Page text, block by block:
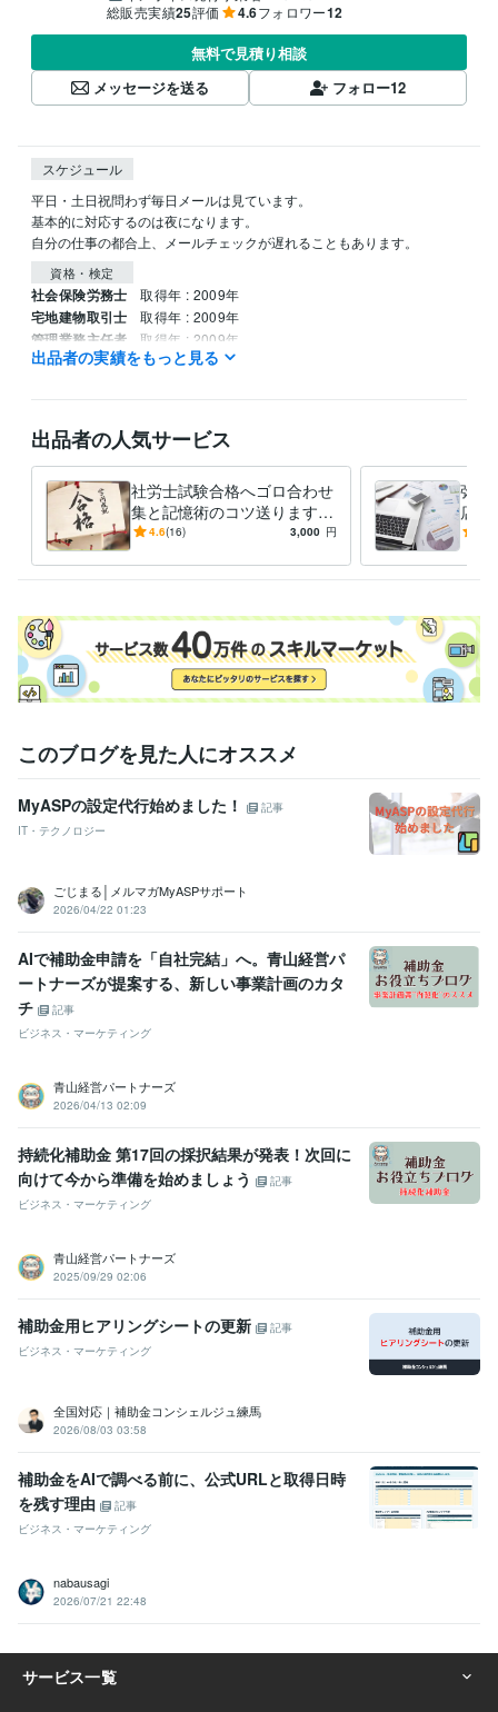
総販売実績25評価 4.6フォロワー12
無料で見積り相談
メッセージを送る
フォロー12
スケジュール
平日・土日祝問わず毎日メールは見ています。
基本的に対応するのは夜になります。
自分の仕事の都合上、メールチェックが遅れることもあります。
資格・検定
社会保険労務士 取得年 : 2009年
宅地建物取引士 取得年 : 2009年
管理業務主任者 取得年 : 2009年
ファイナンシャルプランナー 取得年 : 2009年
ビジネス会計2級 取得年 : 2008年
簿記2級 取得年 : 2008年
知的財産管理技能士2級 取得年 : 2008年
年金アドバイザー2級 取得年 : 2010年
事業再生アドバイザー（TAA） 取得年 : 2014年
得意分野
学習指導・資格・キャリア相談
資格取得最短期間合格を目指す勉強
法
出品者の実績をもっと見る
出品者の人気サービス
社労士試験合格へゴロ合わせ
集と記憶術のコツ送ります
私が通信教育で学んだ記憶術
ツを紹介
4.6(16) 3,000 円
弥生
店の
で忙
ます
このブログを見た人にオススメ
MyASPの設定代行始めました！
記事
IT・テクノロジー
ごじまる│メルマガMyASPサポート
2026/04/22 01:23
AIで補助金申請を「自社完結」へ。青山経営パ
ートナーズが提案する、新しい事業計画のカタ
チ
記事
ビジネス・マーケティング
青山経営パートナーズ
2026/04/13 02:09
持続化補助金 第17回の採択結果が発表！次回に
向けて今から準備を始めましょう
記事
ビジネス・マーケティング
青山経営パートナーズ
2025/09/29 02:06
補助金用ヒアリングシートの更新
記事
ビジネス・マーケティング
全国対応｜補助金コンシェルジュ練馬
2026/08/03 03:58
補助金をAIで調べる前に、公式URLと取得日時
を残す理由
記事
ビジネス・マーケティング
nabausagi
2026/07/21 22:48